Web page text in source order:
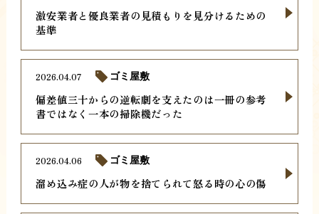
激安業者と優良業者の見積もりを見分けるための
基準
偏差値三十からの逆転劇を支えたのは一冊の参考
書ではなく一本の掃除機だった
2026.04.07 ゴミ屋敷
溜め込み症の人が物を捨てられて怒る時の心の傷
2026.04.06 ゴミ屋敷